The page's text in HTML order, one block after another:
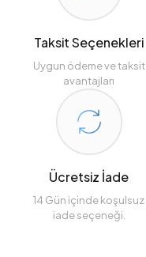
Taksit Seçenekleri
Uygun ödeme ve taksit
avantajları
Ücretsiz İade
14 Gün içinde koşulsuz
iade seçeneği.